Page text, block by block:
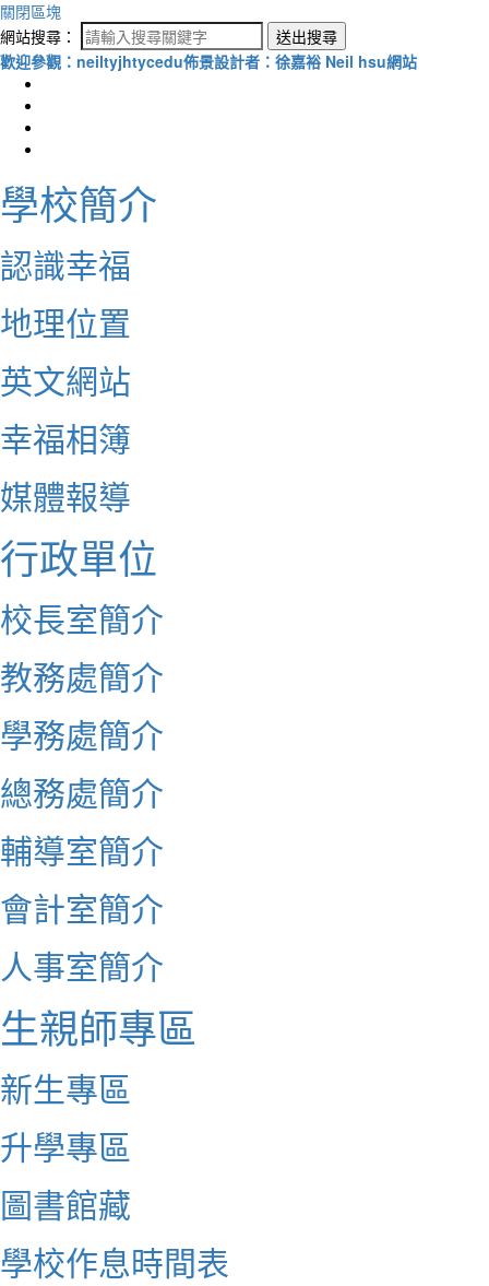
關閉區塊
網站搜尋：
送出搜尋
歡迎參觀：neiltyjhtycedu佈景設計者：徐嘉裕 Neil hsu網站
學校簡介
認識幸福
地理位置
英文網站
幸福相簿
媒體報導
行政單位
校長室簡介
教務處簡介
學務處簡介
總務處簡介
輔導室簡介
會計室簡介
人事室簡介
生親師專區
新生專區
升學專區
圖書館藏
學校作息時間表